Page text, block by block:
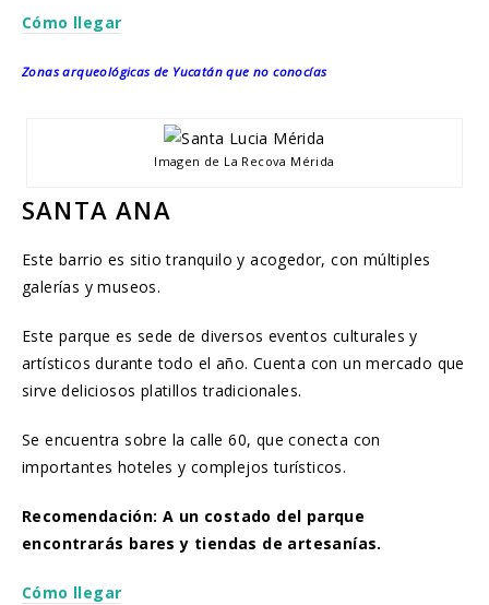
Cómo llegar
Zonas arqueológicas de Yucatán que no conocías
Imagen de La Recova Mérida
SANTA ANA
Este barrio es sitio tranquilo y acogedor, con múltiples
galerías y museos.
Este parque es sede de diversos eventos culturales y
artísticos durante todo el año. Cuenta con un mercado que
sirve deliciosos platillos tradicionales.
Se encuentra sobre la calle 60, que conecta con
importantes hoteles y complejos turísticos.
Recomendación: A un costado del parque
encontrarás bares y tiendas de artesanías.
Cómo llegar